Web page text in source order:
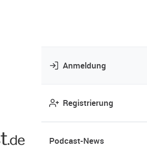
Anmeldung
Registrierung
Podcast-News